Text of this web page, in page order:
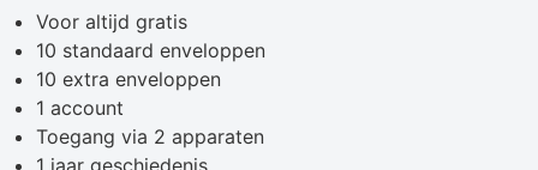
Voor altijd gratis
10 standaard enveloppen
10 extra enveloppen
1 account
Toegang via 2 apparaten